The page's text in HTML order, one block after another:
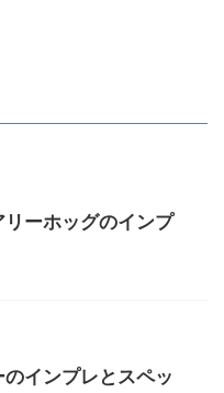
ーホッグのインプ
インプレとスペッ